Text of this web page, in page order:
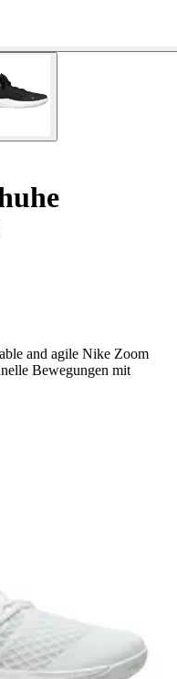
and agile Nike Zoom
Bewegungen mit